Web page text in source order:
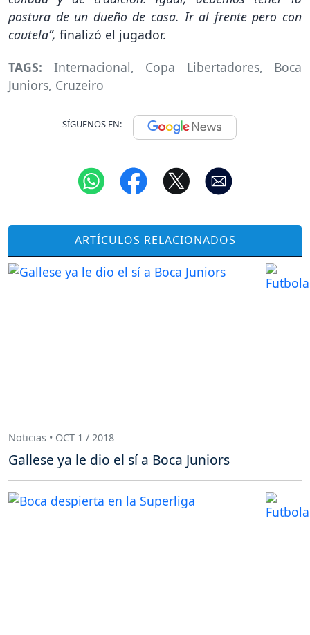
postura de un dueño de casa. Ir al frente pero con
cautela”, finalizó el jugador.
TAGS: Internacional, Copa Libertadores, Boca
Juniors, Cruzeiro
SÍGUENOS EN:
ARTÍCULOS RELACIONADOS
Noticias • OCT 1 / 2018
Gallese ya le dio el sí a Boca Juniors